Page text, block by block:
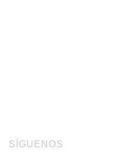
SÍGUENOS